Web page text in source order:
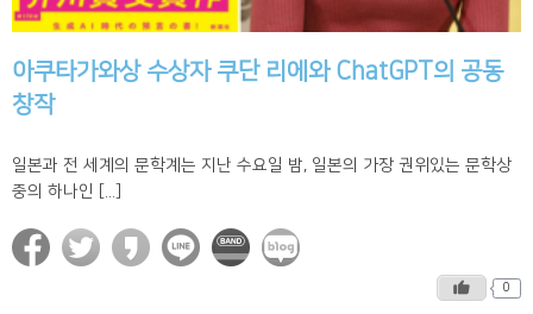
아쿠타가와상 수상자 쿠단 리에와 ChatGPT의 공동
창작
일본과 전 세계의 문학계는 지난 수요일 밤, 일본의 가장 권위있는 문학상
중의 하나인 [...]
0